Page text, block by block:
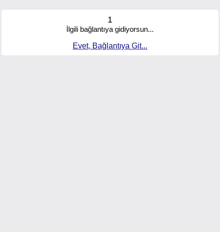
1
İlgili bağlantıya gidiyorsun...
Evet, Bağlantıya Git...